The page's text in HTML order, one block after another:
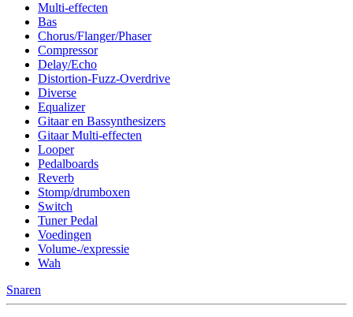
Multi-effecten
Bas
Chorus/Flanger/Phaser
Compressor
Delay/Echo
Distortion-Fuzz-Overdrive
Diverse
Equalizer
Gitaar en Bassynthesizers
Gitaar Multi-effecten
Looper
Pedalboards
Reverb
Stomp/drumboxen
Switch
Tuner Pedal
Voedingen
Volume-/expressie
Wah
Snaren